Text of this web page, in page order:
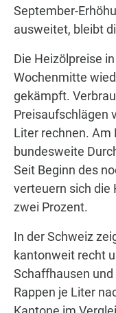
September-
ausweitet, bleibt
Die Heizölpreise
Wochenmitte
gekämpft.
Preisaufschlägen
Liter rechnen.
bundesweite
Seit Beginn des
verteuern sich die
zwei Prozent.
In der Schweiz
kantonweit recht
Schaffhausen
Rappen je Liter